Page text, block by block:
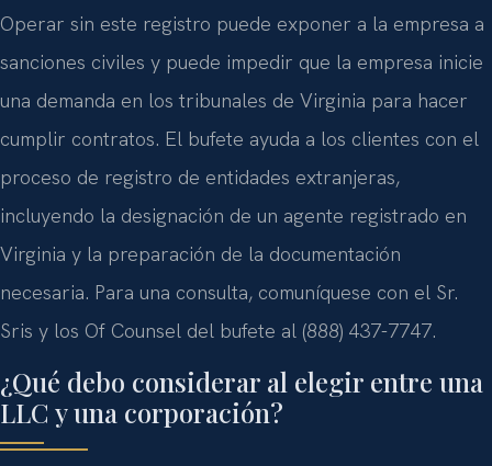
Operar sin este registro puede exponer a la empresa a
sanciones civiles y puede impedir que la empresa inicie
una demanda en los tribunales de Virginia para hacer
cumplir contratos. El bufete ayuda a los clientes con el
proceso de registro de entidades extranjeras,
incluyendo la designación de un agente registrado en
Virginia y la preparación de la documentación
necesaria. Para una consulta, comuníquese con el Sr.
Sris y los Of Counsel del bufete al (888) 437-7747.
¿Qué debo considerar al elegir entre una
LLC y una corporación?